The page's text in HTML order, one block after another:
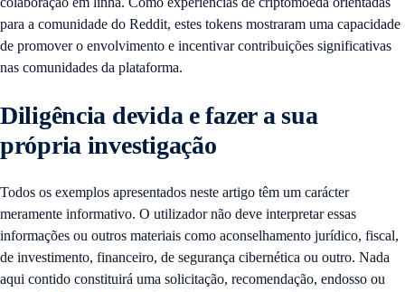
para a comunidade do Reddit, estes tokens mostraram uma capacidade
de promover o envolvimento e incentivar contribuições significativas
nas comunidades da plataforma.
Diligência devida e fazer a sua
própria investigação
Todos os exemplos apresentados neste artigo têm um carácter
meramente informativo. O utilizador não deve interpretar essas
informações ou outros materiais como aconselhamento jurídico, fiscal,
de investimento, financeiro, de segurança cibernética ou outro. Nada
aqui contido constituirá uma solicitação, recomendação, endosso ou